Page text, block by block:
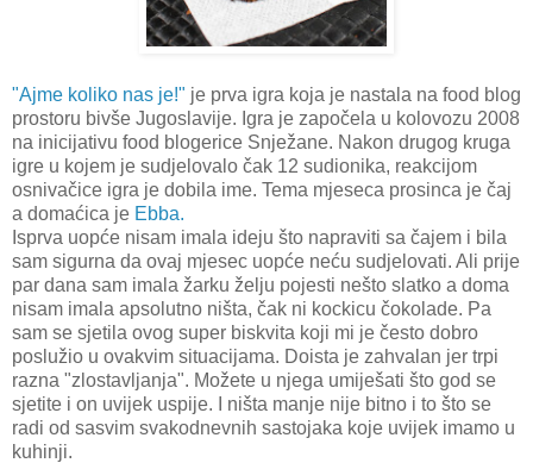
"Ajme koliko nas je!" je prva igra koja je nastala na food blog
prostoru bivše Jugoslavije. Igra je započela u kolovozu 2008
na inicijativu food blogerice Snježane. Nakon drugog kruga
igre u kojem je sudjelovalo čak 12 sudionika, reakcijom
osnivačice igra je dobila ime. Tema mjeseca prosinca je čaj
a domaćica je Ebba.
Isprva uopće nisam imala ideju što napraviti sa čajem i bila
sam sigurna da ovaj mjesec uopće neću sudjelovati. Ali prije
par dana sam imala žarku želju pojesti nešto slatko a doma
nisam imala apsolutno ništa, čak ni kockicu čokolade. Pa
sam se sjetila ovog super biskvita koji mi je često dobro
poslužio u ovakvim situacijama. Doista je zahvalan jer trpi
razna "zlostavljanja". Možete u njega umiješati što god se
sjetite i on uvijek uspije. I ništa manje nije bitno i to što se
radi od sasvim svakodnevnih sastojaka koje uvijek imamo u
kuhinji.